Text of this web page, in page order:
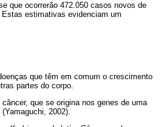
que ocorrerão 472.050 casos novos de
estimativas evidenciam um
que têm em comum o crescimento
partes do corpo.
que se origina nos genes de uma
2002).